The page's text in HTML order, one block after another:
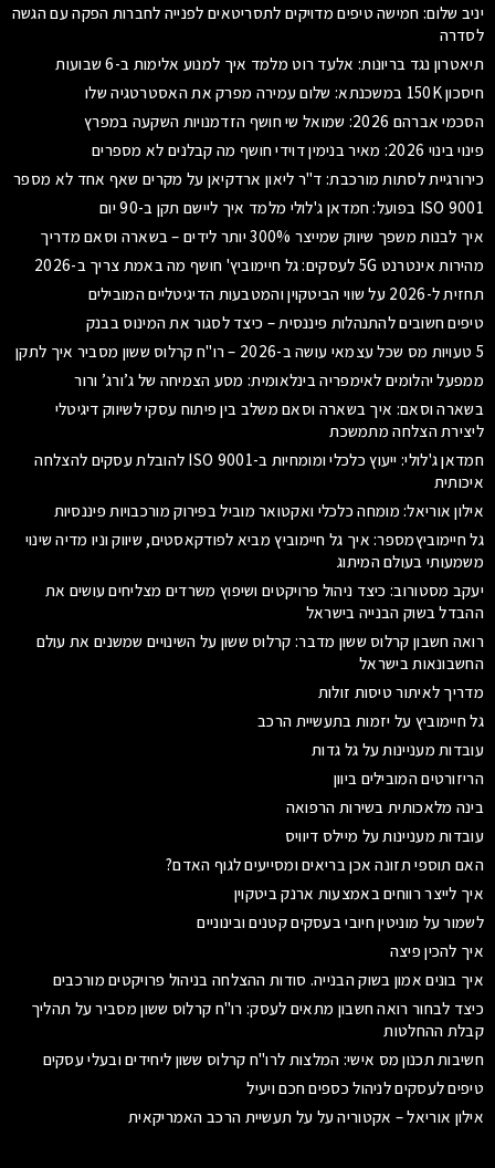
יניב שלום: חמישה טיפים מדויקים לתסריטאים לפנייה לחברות הפקה עם הגשה
לסדרה
תיאטרון נגד בריונות: אלעד רוט מלמד איך למנוע אלימות ב-6 שבועות
חיסכון 150K במשכנתא: שלום עמירה מפרק את האסטרטגיה שלו
הסכמי אברהם 2026: שמואל שי חושף הזדמנויות השקעה במפרץ
פינוי בינוי 2026: מאיר בנימין דוידי חושף מה קבלנים לא מספרים
כירורגיית לסתות מורכבת: ד"ר ליאון ארדקיאן על מקרים שאף אחד לא מספר
ISO 9001 בפועל: חמדאן ג'לולי מלמד איך ליישם תקן ב-90 יום
איך לבנות משפך שיווק שמייצר 300% יותר לידים – בשארה וסאם מדריך
מהירות אינטרנט 5G לעסקים: גל חיימוביץ' חושף מה באמת צריך ב-2026
תחזית ל-2026 על שווי הביטקוין והמטבעות הדיגיטליים המובילים
טיפים חשובים להתנהלות פיננסית – כיצד לסגור את המינוס בבנק
5 טעויות מס שכל עצמאי עושה ב-2026 – רו"ח קרלוס ששון מסביר איך לתקן
ממפעל יהלומים לאימפריה בינלאומית: מסע הצמיחה של ג’ורג’ ורור
בשארה וסאם: איך בשארה וסאם משלב בין פיתוח עסקי לשיווק דיגיטלי
ליצירת הצלחה מתמשכת
חמדאן ג'לולי: ייעוץ כלכלי ומומחיות ב-ISO 9001 להובלת עסקים להצלחה
איכותית
אילון אוריאל: מומחה כלכלי ואקטואר מוביל בפירוק מורכבויות פיננסיות
גל חיימוביץמספר: איך גל חיימוביץ מביא לפודקאסטים, שיווק וניו מדיה שינוי
משמעותי בעולם המיתוג
יעקב מסטורוב: כיצד ניהול פרויקטים ושיפוץ משרדים מצליחים עושים את
ההבדל בשוק הבנייה בישראל
רואה חשבון קרלוס ששון מדבר: קרלוס ששון על השינויים שמשנים את עולם
החשבונאות בישראל
מדריך לאיתור טיסות זולות
גל חיימוביץ על יזמות בתעשיית הרכב
עובדות מעניינות על גל גדות
הריזורטים המובילים ביוון
בינה מלאכותית בשירות הרפואה
עובדות מעניינות על מיילס דיוויס
האם תוספי תזונה אכן בריאים ומסייעים לגוף האדם?
איך לייצר רווחים באמצעות ארנק ביטקוין
לשמור על מוניטין חיובי בעסקים קטנים ובינוניים
איך להכין פיצה
איך בונים אמון בשוק הבנייה. סודות ההצלחה בניהול פרויקטים מורכבים
כיצד לבחור רואה חשבון מתאים לעסק: רו"ח קרלוס ששון מסביר על תהליך
קבלת ההחלטות
חשיבות תכנון מס אישי: המלצות לרו"ח קרלוס ששון ליחידים ובעלי עסקים
טיפים לעסקים לניהול כספים חכם ויעיל
אילון אוריאל – אקטוריה על על תעשיית הרכב האמריקאית